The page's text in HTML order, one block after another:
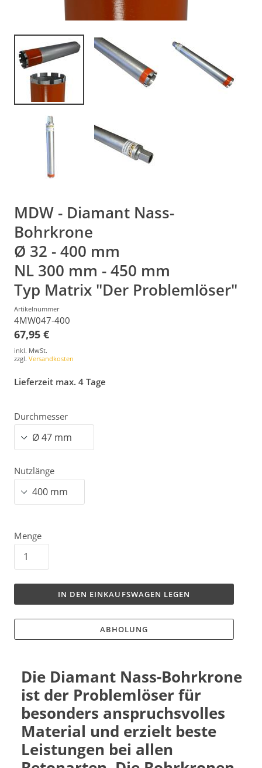
MDW - Diamant Nass-
Bohrkrone
Ø 32 - 400 mm
NL 300 mm - 450 mm
Typ Matrix "Der Problemlöser"
Artikelnummer
4MW047-400
67,95 €
inkl. MwSt.
zzgl. Versandkosten
Lieferzeit max. 4 Tage
Durchmesser
Nutzlänge
Menge
IN DEN EINKAUFSWAGEN LEGEN
ABHOLUNG
Die Diamant Nass-Bohrkrone
ist der Problemlöser für
besonders anspruchsvolles
Material und erzielt beste
Leistungen bei allen